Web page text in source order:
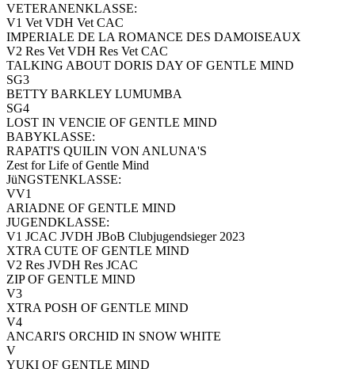
VETERANENKLASSE:
V1 Vet VDH Vet CAC
IMPERIALE DE LA ROMANCE DES DAMOISEAUX
V2 Res Vet VDH Res Vet CAC
TALKING ABOUT DORIS DAY OF GENTLE MIND
SG3
BETTY BARKLEY LUMUMBA
SG4
LOST IN VENCIE OF GENTLE MIND
BABYKLASSE:
RAPATI'S QUILIN VON ANLUNA'S
Zest for Life of Gentle Mind
JüNGSTENKLASSE:
VV1
ARIADNE OF GENTLE MIND
JUGENDKLASSE:
V1 JCAC JVDH JBoB Clubjugendsieger 2023
XTRA CUTE OF GENTLE MIND
V2 Res JVDH Res JCAC
ZIP OF GENTLE MIND
V3
XTRA POSH OF GENTLE MIND
V4
ANCARI'S ORCHID IN SNOW WHITE
V
YUKI OF GENTLE MIND